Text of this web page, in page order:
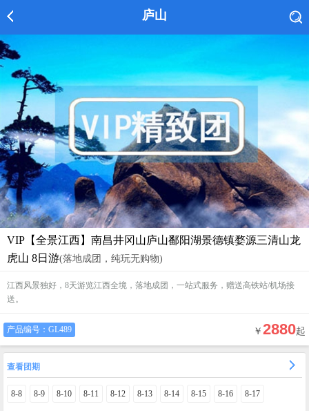
庐山
VIP【全景江西】南昌井冈山庐山鄱阳湖景德镇婺源三清山龙
虎山 8日游(落地成团，纯玩无购物)
江西风景独好，8天游览江西全境，落地成团，一站式服务，赠送高铁站/机场接
送。
产品编号： GL489 ￥ 2880起
查看团期
8-8 8-9 8-10 8-11 8-12 8-13 8-14 8-15 8-16 8-17